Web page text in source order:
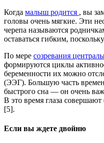
Когда малыш родится , вы
головы очень мягкие. Эти
черепа называются
оставаться гибким,
По мере созревания
формируются циклы
беременности их можно
(ЭЭГ). Большую часть
быстрого сна — он очень
В это время глаза
[5].
Если вы ждете двойню